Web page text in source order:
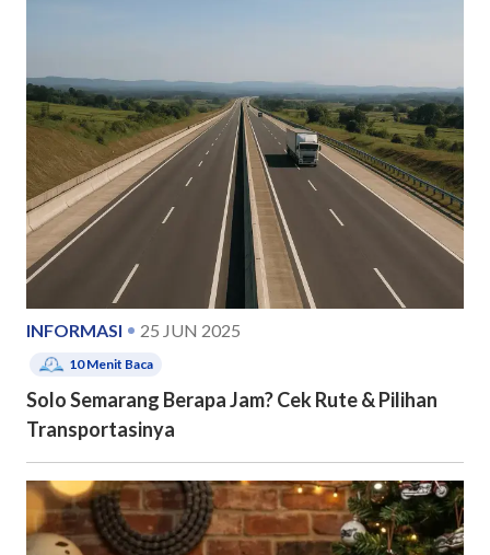
INFORMASI 25 JUN 2025
10Menit Baca
Solo Semarang Berapa Jam? Cek Rute & Pilihan
Transportasinya